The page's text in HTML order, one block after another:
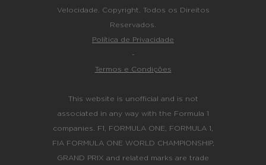
Velocidade. Copyright. Todos os Direitos
Reservados.
Política de Privacidade
-
Termos e Condições
This website is unofficial and is not
associated in any way with the Formula 1
companies. F1, FORMULA ONE, FORMULA 1,
FIA FORMULA ONE WORLD CHAMPIONSHIP,
GRAND PRIX and related marks are trade